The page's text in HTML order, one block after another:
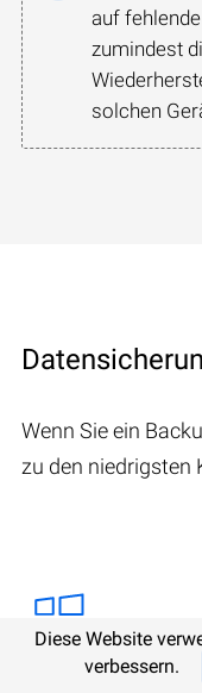
auf
zumindest
solchen
Wenn Sie ein
zu den niedrigsten
Diese Website
verbessern.